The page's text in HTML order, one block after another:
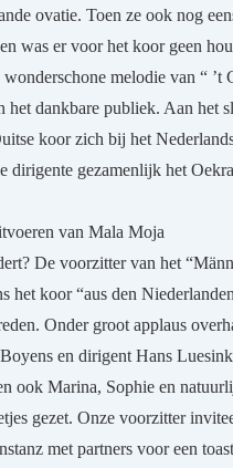
ovatie. Toen ze ook nog
was er voor het koor geen
melodie van “ ’t
het dankbare publiek. Aan het
koor zich bij het
dirigente gezamenlijk het
van Mala Moja
De voorzitter van het
het koor “aus den
Onder groot applaus
en dirigent Hans
ook Marina, Sophie en
gezet. Onze voorzitter
met partners voor een